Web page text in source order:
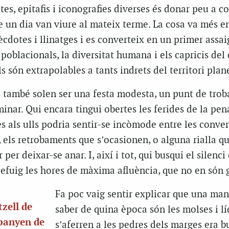
epitafis i iconografies diverses és donar peu a
un dia van viure al mateix terme. La cosa va més
i llinatges i es converteix en un primer
la diversitat humana i els capricis del
són extrapolables a tants indrets del territori
solen ser una festa modesta, un punt de
Qui encara tingui obertes les ferides de la
als ulls podria sentir-se incòmode entre les
retrobaments que s’ocasionen, o alguna rialla
per deixar-se anar. I, així i tot, qui busqui el silenci
les hores de màxima afluència, que no en són
de
de
Fa poc vaig sentir explicar que una
saber de quina època són les molses i
s’aferren a les pedres dels marges era